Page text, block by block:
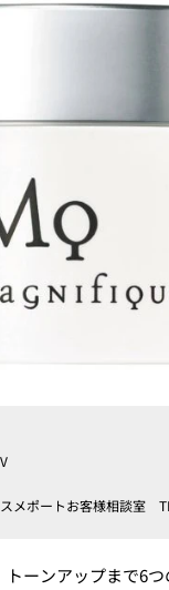
メポートお客様相談室
ーンアップまで6